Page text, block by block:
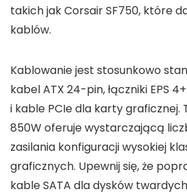
takich jak Corsair SF750, które
kablów.
Kablowanie jest stosunkowo
kabel ATX 24-pin, łączniki EPS
i kable PCIe dla karty graficznej.
850W oferuje wystarczającą
zasilania konfiguracji wysokiej
graficznych. Upewnij się, że
kable SATA dla dysków twardych